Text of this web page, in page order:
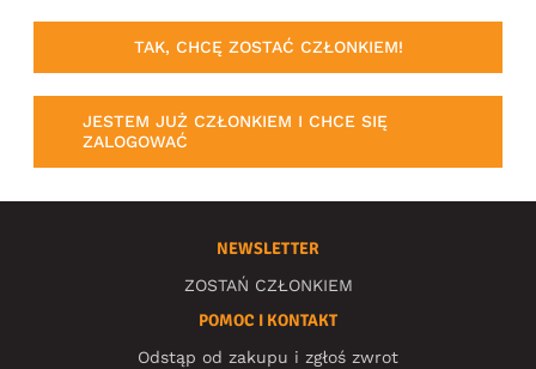
TAK, CHCĘ ZOSTAĆ CZŁONKIEM!
JESTEM JUŻ CZŁONKIEM I CHCE SIĘ
ZALOGOWAĆ
NEWSLETTER
ZOSTAŃ CZŁONKIEM
POMOC I KONTAKT
Odstąp od zakupu i zgłoś zwrot